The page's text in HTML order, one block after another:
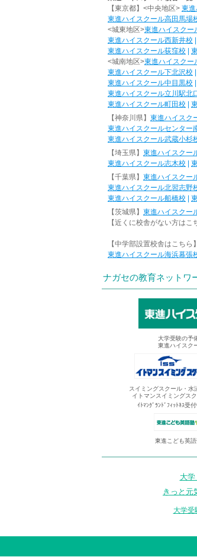
【東京都】<中央地区> 東
東進ハイスクール高田馬場
<城東地区>東進ハイスクー
東進ハイスクール西新井校
東進ハイスクール荻窪校
<城南地区>東進ハイスクー
東進ハイスクール下北沢校
東進ハイスクール中目黒校
東進ハイスクール立川駅北
東進ハイスクール町田校
【神奈川県】 東進ハイスク
東進ハイスクールセンター
東進ハイスクール武蔵小杉
【埼玉県】 東進ハイスクー
東進ハイスクール志木校
【千葉県】 東進ハイスクー
東進ハイスクール北習志野
東進ハイスクール船橋校
【茨城県】 東進ハイスクー
【近くに校舎がない方はこ
【中学部設置校舎はこちら】
東進ハイスクール海浜幕張
ナガセの教育ネットワ
大学受験の予
東進ハイスク
スイミングスクール・水
イトマンスイミングス
ｲﾄﾏﾝｸﾞﾗﾝﾄﾞﾌｨｯﾄﾈｽ受
東進こども英
大
きっと元
大学受